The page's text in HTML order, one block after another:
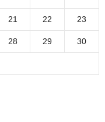
21 22 23
28 29 30